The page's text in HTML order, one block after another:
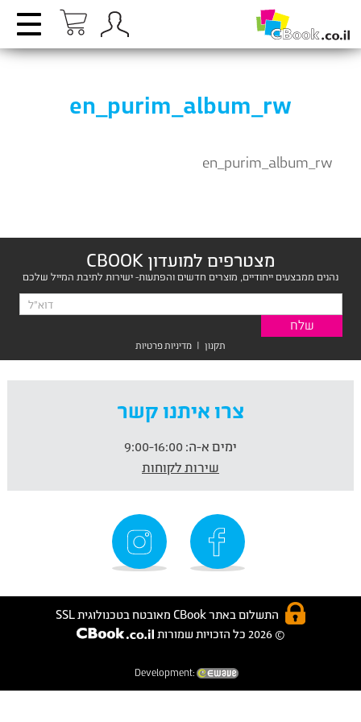
en_purim_album_rw
en_purim_album_rw
מצטרפים למועדון CBOOK
נהנים ממבצעים ייחודיים, מוצרים חדשים והפתעות- ישירות לתיבת המייל שלכם
תקנון | מדיניות פרטיות
צרו איתנו קשר
ימים א-ה:
שירות לקוחות
התשלום באתר CBook מאובטח בטכנולוגית SSL
© 2026 כל הזכויות שמורות
Development: